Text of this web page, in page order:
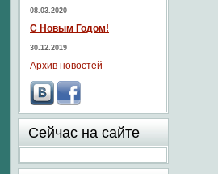
08.03.2020
С Новым Годом!
30.12.2019
Архив новостей
Сейчас на сайте